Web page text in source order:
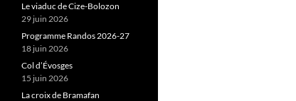
Le viaduc de Cize-Bolozon
29 juin 2026
Programme Randos 2026-27
18 juin 2026
Col d’Évosges
15 juin 2026
La croix de Bramafan